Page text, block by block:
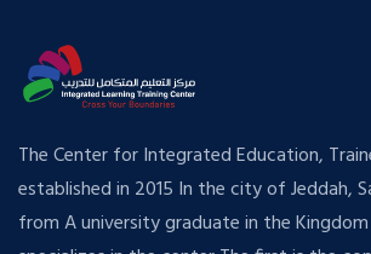
The Center for Integrated Education,
established in 2015 In the city of Jeddah,
from A university graduate in the